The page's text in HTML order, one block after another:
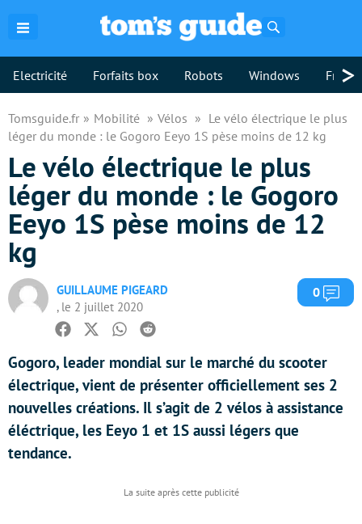
Electricité Forfaits box Robots Windows >
Tomsguide.fr Mobilité Vélos
Le vélo électrique le plus
léger du monde : le Gogoro Eeyo 1S pèse moins de 12 kg
Le vélo électrique le plus
léger du monde : le Gogoro
Eeyo 1S pèse moins de 12
kg
GUILLAUME PIGEARD
, le 2 juillet 2020
0
Facebook
TwitterWhatsapp
Reddit
Gogoro, leader mondial sur le marché du scooter
électrique, vient de présenter officiellement ses 2
nouvelles créations. Il s’agit de 2 vélos à assistance
éléctrique, les Eeyo 1 et 1S aussi légers que
tendance.